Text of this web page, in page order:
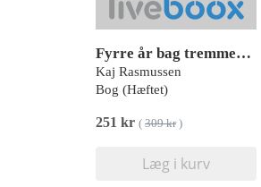
Fyrre år bag tremmer - 1971-2011
Kaj Rasmussen
Bog (Hæftet)
251 kr ( 309 kr)
Læg i kurv